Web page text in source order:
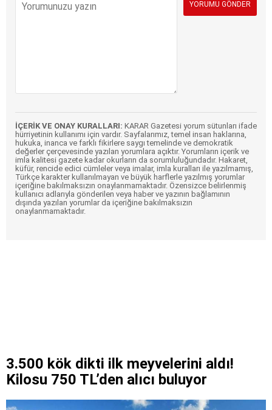
İÇERİK VE ONAY KURALLARI: KARAR Gazetesi yorum sütunları ifade
hürriyetinin kullanımı için vardır. Sayfalarımız, temel insan haklarına,
hukuka, inanca ve farklı fikirlere saygı temelinde ve demokratik
değerler çerçevesinde yazılan yorumlara açıktır. Yorumların içerik ve
imla kalitesi gazete kadar okurların da sorumluluğundadır. Hakaret,
küfür, rencide edici cümleler veya imalar, imla kuralları ile yazılmamış,
Türkçe karakter kullanılmayan ve büyük harflerle yazılmış yorumlar
içeriğine bakılmaksızın onaylanmamaktadır. Özensizce belirlenmiş
kullanıcı adlarıyla gönderilen veya haber ve yazının bağlamının
dışında yazılan yorumlar da içeriğine bakılmaksızın
onaylanmamaktadır.
3.500 kök dikti ilk meyvelerini aldı!
Kilosu 750 TL’den alıcı buluyor